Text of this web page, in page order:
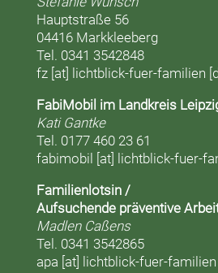
Hauptstraße 56
04416 Markkleeberg
Tel. 0341 3542848
fz [at] lichtblick-fuer-familien
FabiMobil im Landkreis
Kati Gantke
Tel. 0177 460 23 61
fabimobil [at] lichtblick-fuer-
Familienlotsin /
Aufsuchende präventive
Madlen Caßens
Tel. 0341 3542865
apa [at] lichtblick-fuer-